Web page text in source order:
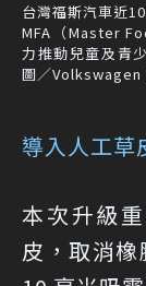
台灣福斯汽車近
MFA（Master
力推動兒童及青
圖／Volkswagen
導入人工
本次升級
皮，取消